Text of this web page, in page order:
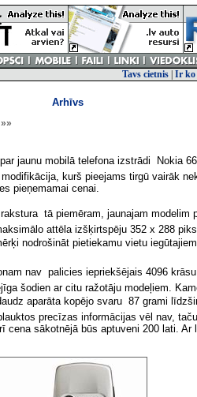
Tavs cietnis Ir ko
Arhīvs
»»
jaunu mobilā telefona izstrādi  Nokia
kurš pieejams tirgū vairāk
pieņemamai cenai.
 tā piemēram, jaunajam modelim
attēla izšķirtspēju 352 x 288
nodrošināt pietiekamu vietu iegūtajiem
nav  palicies iepriekšējais 4096
šodien ar citu ražotāju modeļiem.
aparāta kopējo svaru  87 grami
precīzas informācijas vēl nav,
cena sākotnējā būs aptuveni 200 lati. Ar